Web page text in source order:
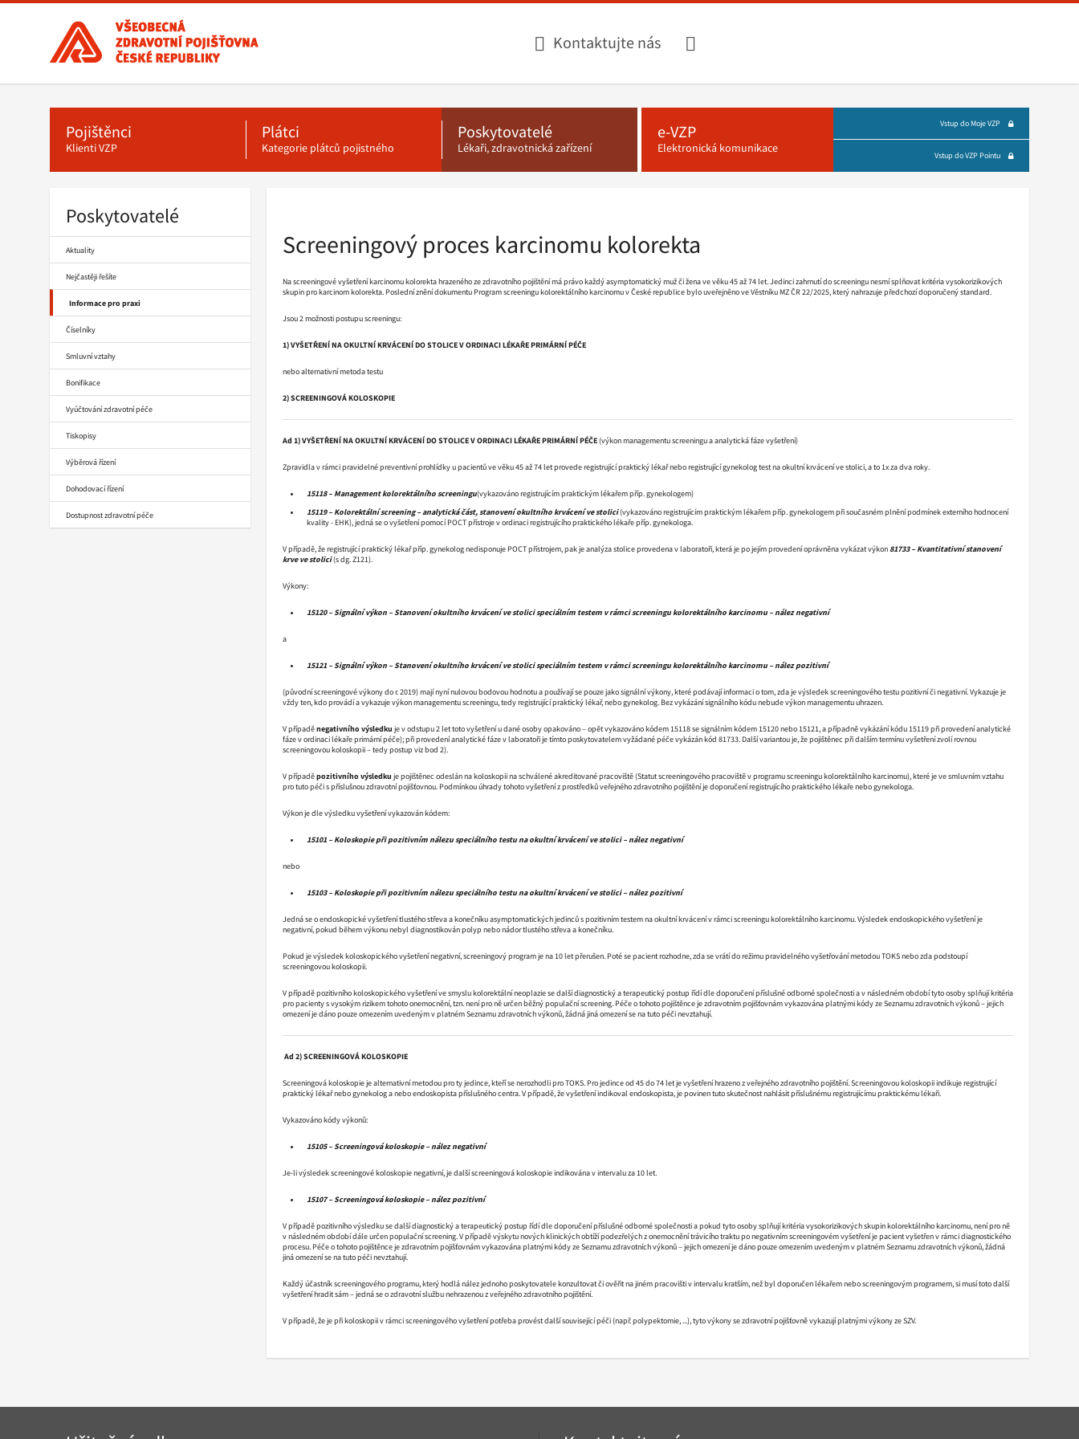
Všeobecná
zdravotní
pojišťovna
ČR,
hlavní
stránka
Kontaktujte nás
Pojištěnci
Klienti VZP
Plátci
Kategorie plátců pojistného
Poskytovatelé
Lékaři, zdravotnická zařízení
e-VZP
Elektronická komunikace
Vstup do Moje VZP
Vstup do VZP Pointu
Poskytovatelé
Aktuality
Nejčastěji řešíte
Informace pro praxi
Číselníky
Smluvní vztahy
Bonifikace
Vyúčtování zdravotní péče
Tiskopisy
Výběrová řízení
Dohodovací řízení
Dostupnost zdravotní péče
Screeningový proces karcinomu kolorekta
Na screeningové vyšetření karcinomu kolorekta hrazeného ze zdravotního pojištění má právo každý asymptomatický muž či žena ve věku 45 až 74 let. Jedinci zahrnutí do screeningu nesmí splňovat kritéria vysokorizikových
skupin pro karcinom kolorekta. Poslední znění dokumentu Program screeningu kolorektálního karcinomu v České republice bylo uveřejněno ve Věstníku MZ ČR 22/2025, který nahrazuje předchozí doporučený standard.
Jsou 2 možnosti postupu screeningu:
1) VYŠETŘENÍ NA OKULTNÍ KRVÁCENÍ DO STOLICE V ORDINACI LÉKAŘE PRIMÁRNÍ PÉČE
nebo alternativní metoda testu
2) SCREENINGOVÁ KOLOSKOPIE
Ad 1) VYŠETŘENÍ NA OKULTNÍ KRVÁCENÍ DO STOLICE V ORDINACI LÉKAŘE PRIMÁRNÍ PÉČE(výkon managementu screeningu a analytická fáze vyšetření)
Zpravidla v rámci pravidelné preventivní prohlídky u pacientů ve věku 45 až 74 let provede registrující praktický lékař nebo registrující gynekolog test na okultní krvácení ve stolici, a to 1x za dva roky.
15118 – Management kolorektálního screeningu(vykazováno registrujícím praktickým lékařem příp. gynekologem)
15119 – Kolorektální screening – analytická část, stanovení okultního krvácení ve stolici(vykazováno registrujícím praktickým lékařem příp. gynekologem při současném plnění podmínek externího hodnocení
kvality - EHK), jedná se o vyšetření pomocí POCT přístroje v ordinaci registrujícího praktického lékaře příp. gynekologa.
V případě, že registrující praktický lékař příp. gynekolog nedisponuje POCT přístrojem, pak je analýza stolice provedena v laboratoři, která je po jejím provedení oprávněna vykázat výkon81733 – Kvantitativní stanovení
krve ve stolici(s dg. Z121).
Výkony:
15120 – Signální výkon – Stanovení okultního krvácení ve stolici speciálním testem v rámci screeningu kolorektálního karcinomu – nález negativní
a
15121 – Signální výkon – Stanovení okultního krvácení ve stolici speciálním testem v rámci screeningu kolorektálního karcinomu – nález pozitivní
(původní screeningové výkony do r. 2019) mají nyní nulovou bodovou hodnotu a používají se pouze jako signální výkony, které podávají informaci o tom, zda je výsledek screeningového testu pozitivní či negativní. Vykazuje je
vždy ten, kdo provádí a vykazuje výkon managementu screeningu, tedy registrující praktický lékař, nebo gynekolog. Bez vykázání signálního kódu nebude výkon managementu uhrazen.
V případěnegativního výsledku je v odstupu 2 let toto vyšetření u dané osoby opakováno – opět vykazováno kódem 15118 se signálním kódem 15120 nebo 15121, a případně vykázání kódu 15119 při provedení analytické
fáze v ordinaci lékaře primární péče); při provedení analytické fáze v laboratoři je tímto poskytovatelem vyžádané péče vykázán kód 81733. Další variantou je, že pojištěnec při dalším termínu vyšetření zvolí rovnou
screeningovou koloskopii – tedy postup viz bod 2).
V případěpozitivního výsledku je pojištěnec odeslán na koloskopii na schválené akreditované pracoviště (Statut screeningového pracoviště v programu screeningu kolorektálního karcinomu), které je ve smluvním vztahu
pro tuto péči s příslušnou zdravotní pojišťovnou. Podmínkou úhrady tohoto vyšetření z prostředků veřejného zdravotního pojištění je doporučení registrujícího praktického lékaře nebo gynekologa.
Výkon je dle výsledku vyšetření vykazován kódem:
15101 – Koloskopie při pozitivním nálezu speciálního testu na okultní krvácení ve stolici – nález negativní
nebo
15103 – Koloskopie při pozitivním nálezu speciálního testu na okultní krvácení ve stolici – nález pozitivní
Jedná se o endoskopické vyšetření tlustého střeva a konečníku asymptomatických jedinců s pozitivním testem na okultní krvácení v rámci screeningu kolorektálního karcinomu. Výsledek endoskopického vyšetření je
negativní, pokud během výkonu nebyl diagnostikován polyp nebo nádor tlustého střeva a konečníku.
Pokud je výsledek koloskopického vyšetření negativní, screeningový program je na 10 let přerušen. Poté se pacient rozhodne, zda se vrátí do režimu pravidelného vyšetřování metodou TOKS nebo zda podstoupí
screeningovou koloskopii.
V případě pozitivního koloskopického vyšetření ve smyslu kolorektální neoplazie se další diagnostický a terapeutický postup řídí dle doporučení příslušné odborné společnosti a v následném období tyto osoby splňují kritéria
pro pacienty s vysokým rizikem tohoto onemocnění, tzn. není pro ně určen běžný populační screening. Péče o tohoto pojištěnce je zdravotním pojišťovnám vykazována platnými kódy ze Seznamu zdravotních výkonů – jejich
omezení je dáno pouze omezením uvedeným v platném Seznamu zdravotních výkonů, žádná jiná omezení se na tuto péči nevztahují.
Ad 2) SCREENINGOVÁ KOLOSKOPIE
Screeningová koloskopie je alternativní metodou pro ty jedince, kteří se nerozhodli pro TOKS. Pro jedince od 45 do 74 let je vyšetření hrazeno z veřejného zdravotního pojištění. Screeningovou koloskopii indikuje registrující
praktický lékař nebo gynekolog a nebo endoskopista příslušného centra. V případě, že vyšetření indikoval endoskopista, je povinen tuto skutečnost nahlásit příslušnému registrujícímu praktickému lékaři.
Vykazováno kódy výkonů:
15105 – Screeningová koloskopie – nález negativní
Je-li výsledek screeningové koloskopie negativní, je další screeningová koloskopie indikována v intervalu za 10 let.
15107 – Screeningová koloskopie – nález pozitivní
V případě pozitivního výsledku se další diagnostický a terapeutický postup řídí dle doporučení příslušné odborné společnosti a pokud tyto osoby splňují kritéria vysokorizikových skupin kolorektálního karcinomu, není pro ně
v následném období dále určen populační screening. V případě výskytu nových klinických obtíží podezřelých z onemocnění trávicího traktu po negativním screeningovém vyšetření je pacient vyšetřen v rámci diagnostického
procesu. Péče o tohoto pojištěnce je zdravotním pojišťovnám vykazována platnými kódy ze Seznamu zdravotních výkonů – jejich omezení je dáno pouze omezením uvedeným v platném Seznamu zdravotních výkonů, žádná
jiná omezení se na tuto péči nevztahují.
Každý účastník screeningového programu, který hodlá nález jednoho poskytovatele konzultovat či ověřit na jiném pracovišti v intervalu kratším, než byl doporučen lékařem nebo screeningovým programem, si musí toto další
vyšetření hradit sám – jedná se o zdravotní službu nehrazenou z veřejného zdravotního pojištění.
V případě, že je při koloskopii v rámci screeningového vyšetření potřeba provést další související péči (např. polypektomie, ...), tyto výkony se zdravotní pojišťovně vykazují platnými výkony ze SZV.